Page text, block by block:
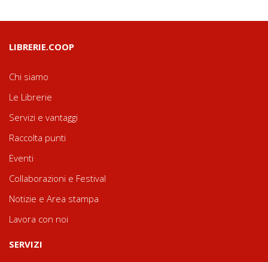
LIBRERIE.COOP
Chi siamo
Le Librerie
Servizi e vantaggi
Raccolta punti
Eventi
Collaborazioni e Festival
Notizie e Area stampa
Lavora con noi
SERVIZI